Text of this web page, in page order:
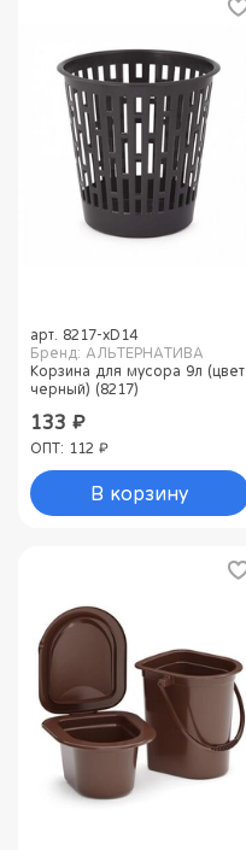
арт. 8217-xD14
Бренд: АЛЬТЕРНАТИВА
Корзина для мусора 9л (цвет
черный) (8217)
133 ₽
ОПТ: 112 ₽
В корзину